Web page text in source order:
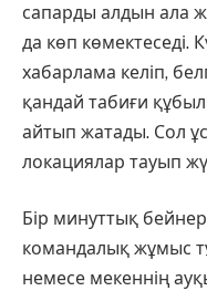
сапарды алдын ала
да көп көмектеседі.
хабарлама келіп,
қандай табиғи
айтып жатады. Сол
локациялар тауып
Бір минуттық
командалық жұмыс
немесе мекеннің